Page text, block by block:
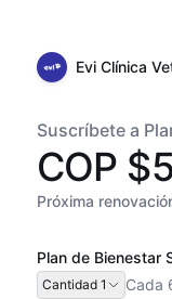
Evi Clínica
Suscríbete a
COP
Próxima
Plan de Bienestar
Cantidad 1 Cada